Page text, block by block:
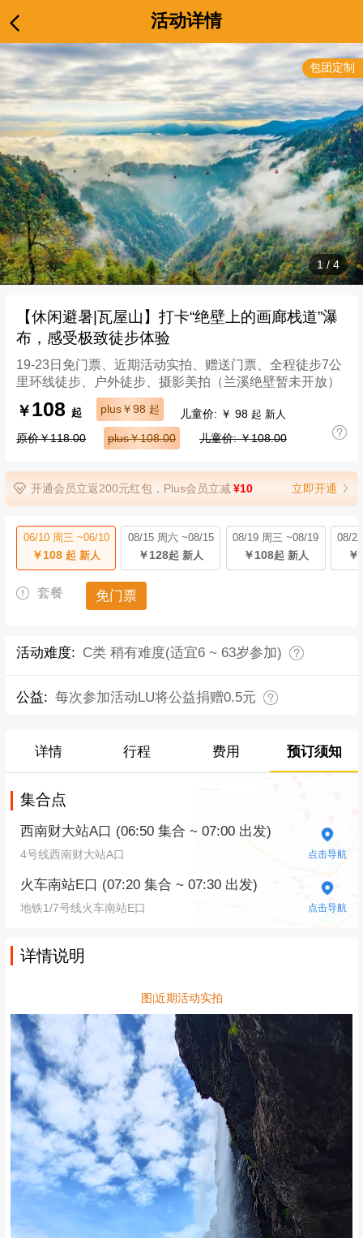
活动详情
1 /4
【休闲避暑|瓦屋山】打卡“绝壁上的画廊栈道”瀑
布，感受极致徒步体验
19-23日免门票、近期活动实拍、赠送门票、全程徒步7公
里环线徒步、户外徒步、摄影美拍（兰溪绝壁暂未开放）
￥108起 plus￥98 起 儿童价: ￥ 98 起 新人
原价￥118.00 plus￥108.00 儿童价: ￥108.00
开通会员立返200元红包，Plus会员立减¥10 立即开通
06/10 周三 ~06/10
￥108起 新人
08/15 周六 ~08/15
￥128起 新人
08/19 周三 ~08/19
￥108起 新人
08/
￥
套餐 免门票
包团定制
活动难度: C类 稍有难度(适宜6 ~ 63岁参加)
公益: 每次参加活动LU将公益捐赠0.5元
详情 行程 费用 预订须知
集合点
西南财大站A口 (06:50 集合 ~ 07:00 出发)
4号线西南财大站A口 点击导航
火车南站E口 (07:20 集合 ~ 07:30 出发)
地铁1/7号线火车南站E口 点击导航
详情说明
图|近期活动实拍